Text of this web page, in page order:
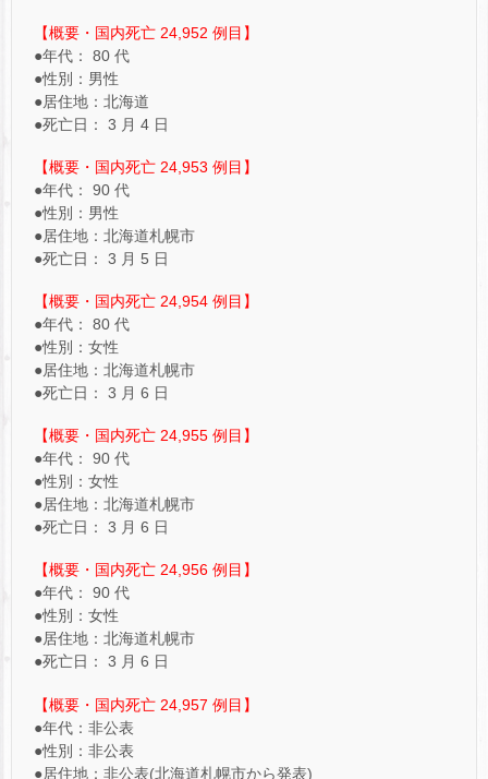
【概要・国内死亡 24,952 例目】
●年代： 80 代
●性別：男性
●居住地：北海道
●死亡日： 3 月 4 日
【概要・国内死亡 24,953 例目】
●年代： 90 代
●性別：男性
●居住地：北海道札幌市
●死亡日： 3 月 5 日
【概要・国内死亡 24,954 例目】
●年代： 80 代
●性別：女性
●居住地：北海道札幌市
●死亡日： 3 月 6 日
【概要・国内死亡 24,955 例目】
●年代： 90 代
●性別：女性
●居住地：北海道札幌市
●死亡日： 3 月 6 日
【概要・国内死亡 24,956 例目】
●年代： 90 代
●性別：女性
●居住地：北海道札幌市
●死亡日： 3 月 6 日
【概要・国内死亡 24,957 例目】
●年代：非公表
●性別：非公表
●居住地：非公表(北海道札幌市から発表)